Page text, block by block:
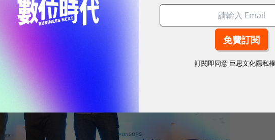
訂閱即同意 巨思文化隱私